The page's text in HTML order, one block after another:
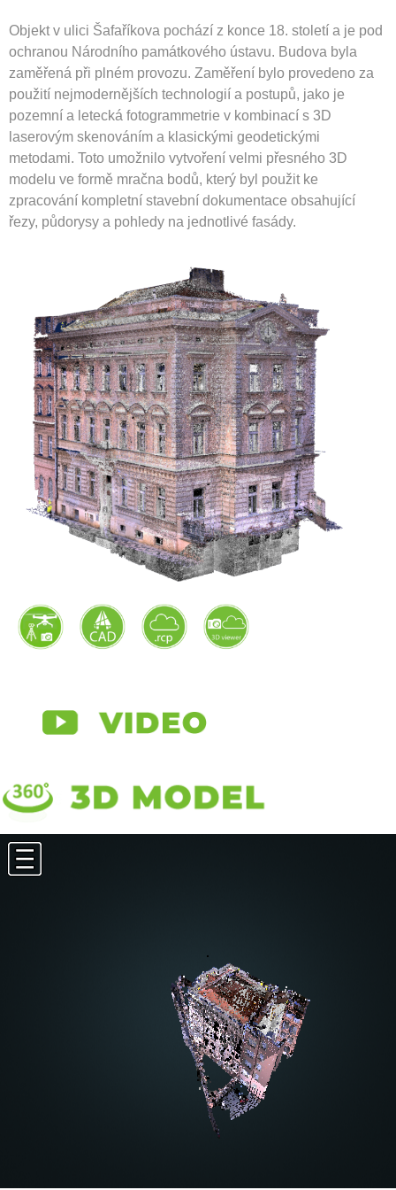
3D Laserové skenování
3D Texturovaný model
3D Tisk
3D vizualizace
Analýza terénu
BIM Pasportizace
CAD Pasportizace
Interiérový design
Letecké zaměření
Mračno bodů
Ortofoto
Pronajímatelné plochy
Pronajímatelné plochy – BOMA
Pronajímatelné plochy – GIF
Pronajímatelné plochy – IPMS
Pronajímatelné plochy – RICS
Přihlásit se
Zdroj kanálů (příspěvky)
Kanál komentářů
Česká lokalizace
Objekt v ulici Šafaříkova pochází z konce 18. století a je pod
ochranou Národního památkového ústavu. Budova byla
zaměřená při plném provozu. Zaměření bylo provedeno za
použití nejmodernějších technologií a postupů, jako je
pozemní a letecká fotogrammetrie v kombinací s 3D
laserovým skenováním a klasickými geodetickými
metodami. Toto umožnilo vytvoření velmi přesného 3D
modelu ve formě mračna bodů, který byl použit ke
zpracování kompletní stavební dokumentace obsahující
řezy, půdorysy a pohledy na jednotlivé fasády.